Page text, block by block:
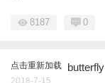
8187 0
点击重新加载 butterfly